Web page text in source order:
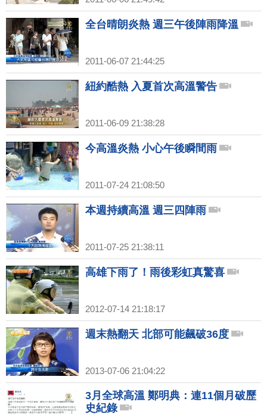
全台晴朗炎熱 週三午後陣雨降溫
2011-06-07 21:44:25
紐約酷熱 入夏首次高溫警告
2011-06-09 21:38:28
今高溫炎熱 小心午後瞬間雨
2011-07-24 21:08:50
本週持續高溫 週三四陣雨
2011-07-25 21:38:11
高雄下雨了！雨後彩虹真驚喜
2012-07-14 21:18:17
週末熱翻天 北部可能飆破36度
2013-07-06 21:04:22
3月全球高溫 鄭明典：連11個月破歷
史紀錄